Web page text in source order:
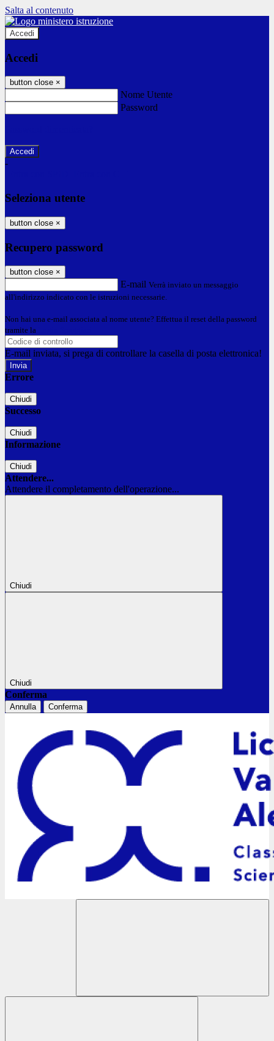
Salta al contenuto
Accedi
Accedi
button close ×
Nome Utente
Password
-
Seleziona utente
button close ×
Recupero password
button close ×
E-mail Verrà inviato un messaggio
all'indirizzo indicato con le istruzioni necessarie.
Non hai una e-mail associata al nome utente? Effettua il reset della password
tramite la
E-mail inviata, si prega di controllare la casella di posta elettronica!
Errore
Chiudi
Successo
Chiudi
Informazione
Chiudi
Attendere...
Attendere il completamento dell'operazione...
Chiudi
Chiudi
Conferma
Annulla Conferma